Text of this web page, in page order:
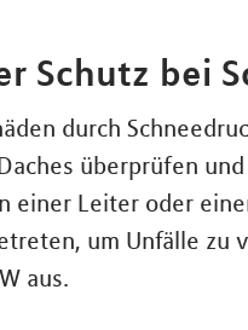
Schutz bei
durch
überprüfen
einer Leiter oder
um Unfälle
aus.